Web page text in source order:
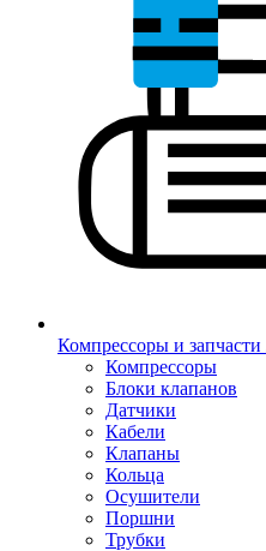
Компрессоры и запчасти
Компрессоры
Блоки клапанов
Датчики
Кабели
Клапаны
Кольца
Осушители
Поршни
Трубки